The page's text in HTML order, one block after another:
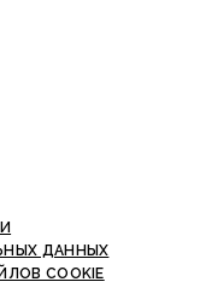
ДАННЫХ
COOKIE